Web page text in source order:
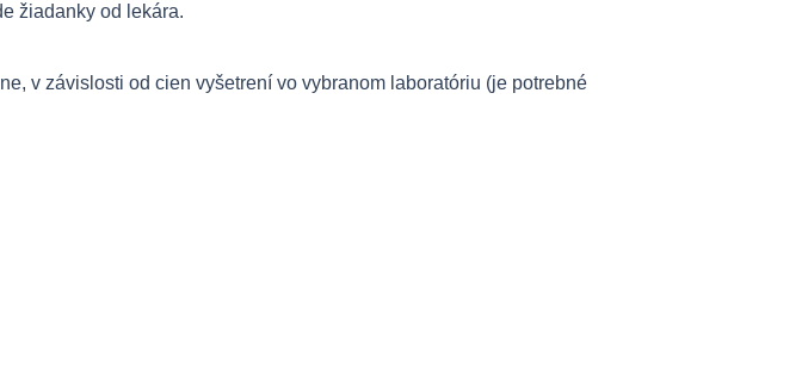
žiadanky od lekára.
v závislosti od cien vyšetrení vo vybranom laboratóriu (je potrebné